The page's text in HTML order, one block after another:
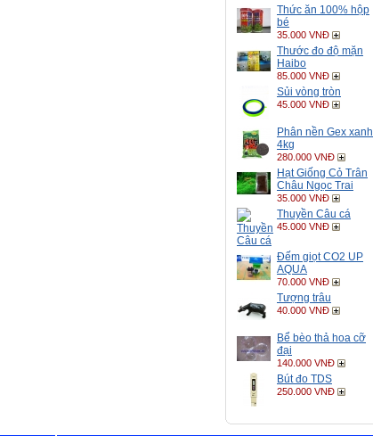
Thức ăn 100% hộp
bé
35.000 VNĐ
Thước đo độ mặn
Haibo
85.000 VNĐ
Sủi vòng tròn
45.000 VNĐ
Phân nền Gex xanh
4kg
280.000 VNĐ
Hạt Giống Cỏ Trân
Châu Ngọc Trai
35.000 VNĐ
Thuyền Câu cá
45.000 VNĐ
Đếm giọt CO2 UP
AQUA
70.000 VNĐ
Tượng trâu
40.000 VNĐ
Bể bèo thả hoa cỡ
đại
140.000 VNĐ
Bút đo TDS
250.000 VNĐ